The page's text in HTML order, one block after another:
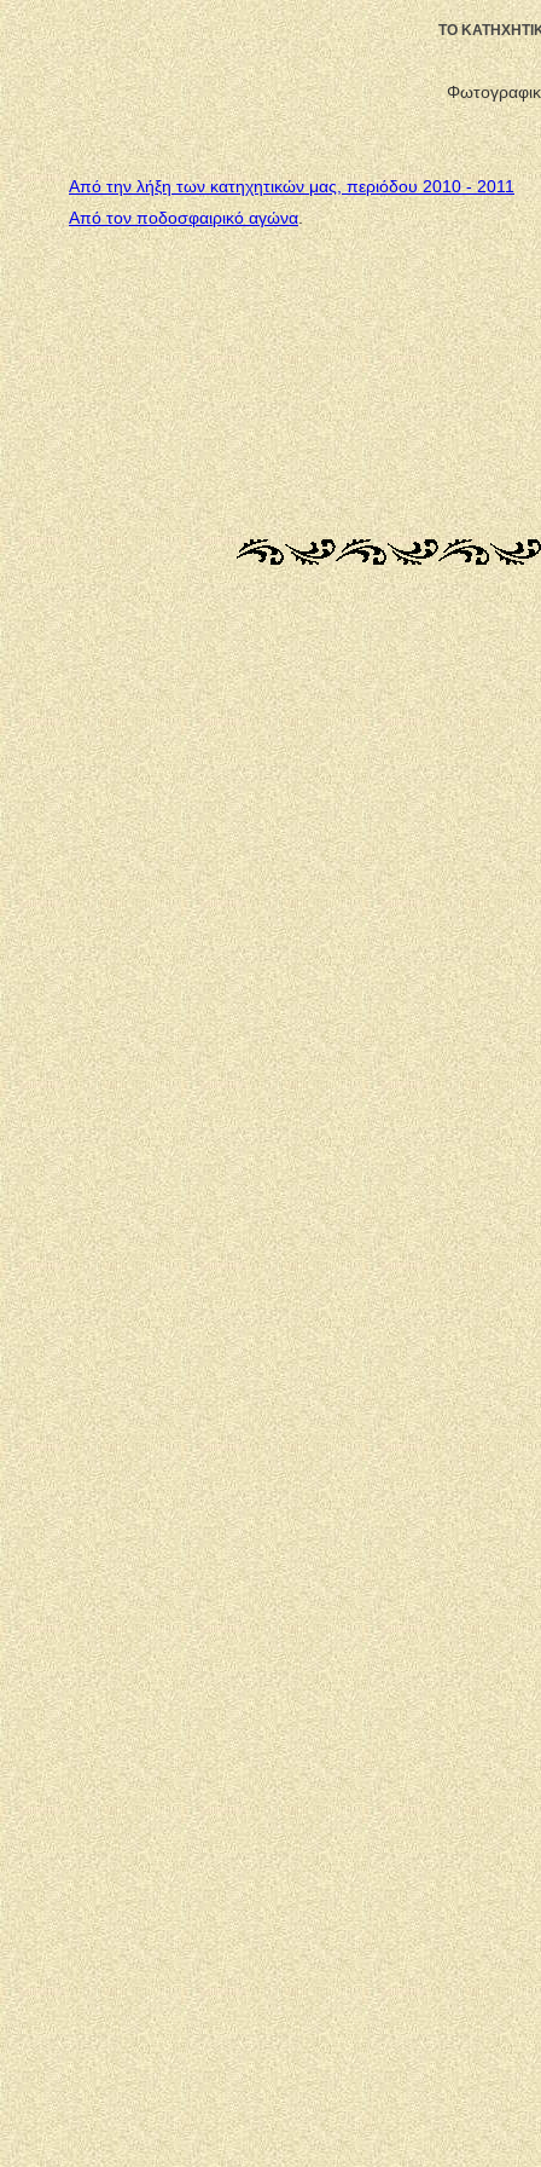
ΤΟ
Από την λήξη των κατηχητικών μας, περιόδου 2010 - 2011
Από τον ποδοσφαιρικό αγώνα.